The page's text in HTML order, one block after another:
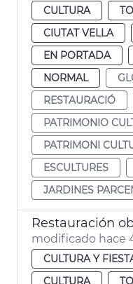
CULTURA
CIUTAT VELLA
EN PORTADA
NORMAL
RESTAURACIÓ
PATRIMONIO
PATRIMONI
ESCULTURES
JARDINES
Restauración
modificado hace
CULTURA Y
CULTURA